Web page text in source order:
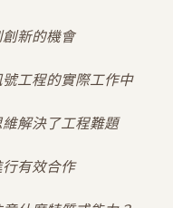
新的機會
工程的實際工作中
解決了工程難題
有效合作